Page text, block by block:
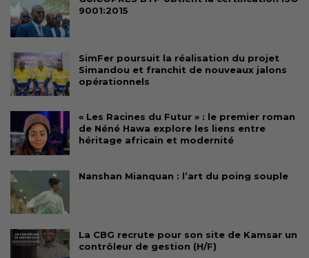
9001:2015
SimFer poursuit la réalisation du projet
Simandou et franchit de nouveaux jalons
opérationnels
« Les Racines du Futur » : le premier roman
de Néné Hawa explore les liens entre
héritage africain et modernité
Nanshan Mianquan : l’art du poing souple
La CBG recrute pour son site de Kamsar un
contrôleur de gestion (H/F)